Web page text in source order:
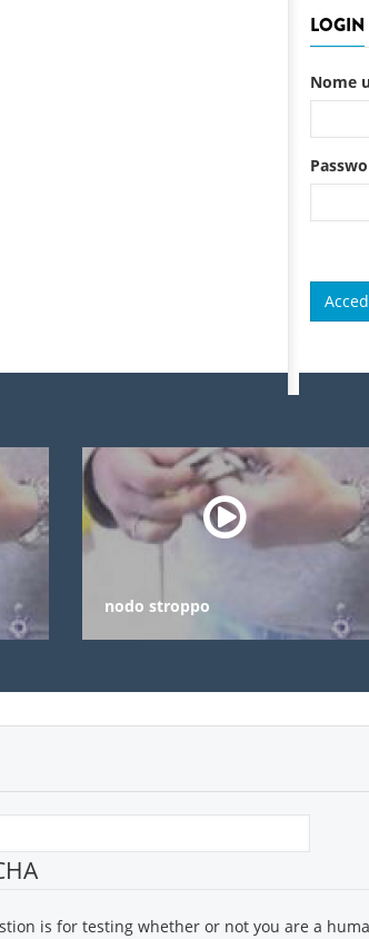
LOGIN
Nome
nodo stroppo
is for testing whether or not you are a